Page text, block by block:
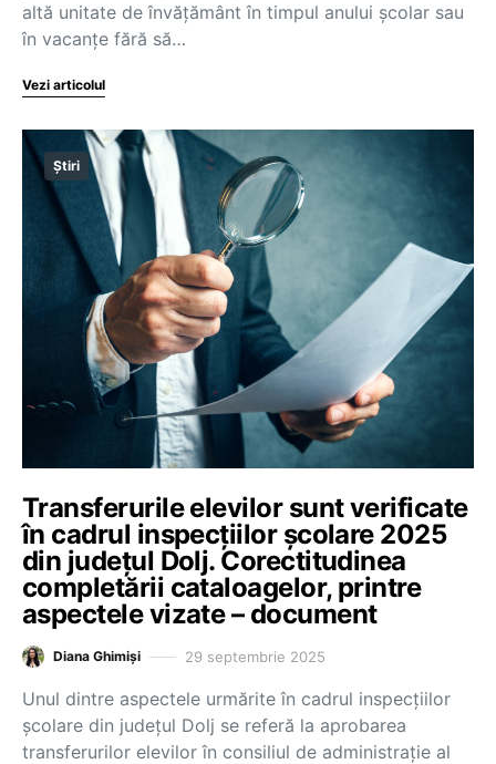
altă unitate de învățământ în timpul anului școlar sau
în vacanțe fără să…
Vezi articolul
Știri
Transferurile elevilor sunt verificate
în cadrul inspecțiilor școlare 2025
din județul Dolj. Corectitudinea
completării cataloagelor, printre
aspectele vizate – document
Diana Ghimiși 29 septembrie 2025
Unul dintre aspectele urmărite în cadrul inspecțiilor
școlare din județul Dolj se referă la aprobarea
transferurilor elevilor în consiliul de administrație al